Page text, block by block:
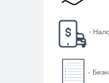
-
-